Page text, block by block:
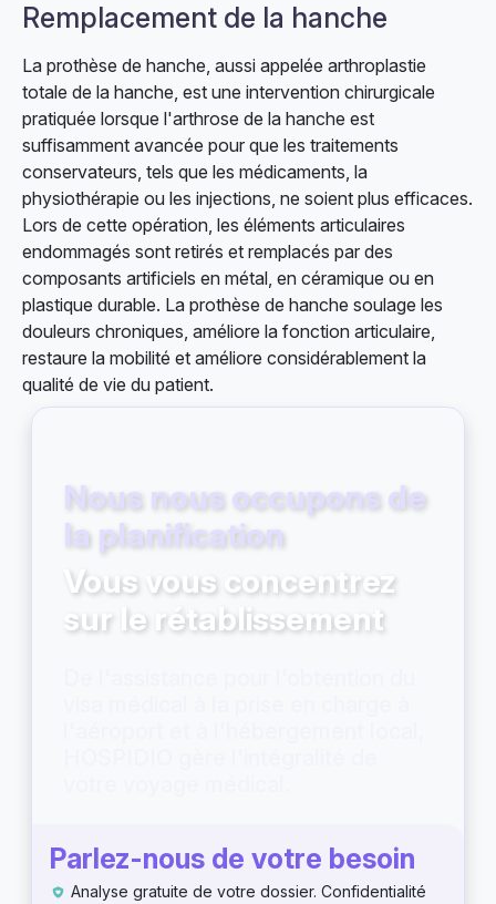
Remplacement de la hanche
La prothèse de hanche, aussi appelée arthroplastie
totale de la hanche, est une intervention chirurgicale
pratiquée lorsque l'arthrose de la hanche est
suffisamment avancée pour que les traitements
conservateurs, tels que les médicaments, la
physiothérapie ou les injections, ne soient plus efficaces.
Lors de cette opération, les éléments articulaires
endommagés sont retirés et remplacés par des
composants artificiels en métal, en céramique ou en
plastique durable. La prothèse de hanche soulage les
douleurs chroniques, améliore la fonction articulaire,
restaure la mobilité et améliore considérablement la
qualité de vie du patient.
Nous nous occupons de
la planification
Vous vous concentrez
sur le rétablissement
Parlez-nous de votre besoin
Analyse gratuite de votre dossier. Confidentialité